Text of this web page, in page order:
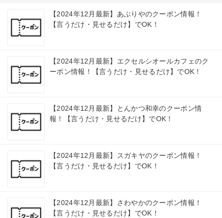
【2024年12月最新】あぶりやのクーポン情報！
【言うだけ・見せるだけ】でOK！
【2024年12月最新】エクセルシオールカフェのク
ーポン情報！【言うだけ・見せるだけ】でOK！
【2024年12月最新】とんかつ和幸のクーポン情
報！【言うだけ・見せるだけ】でOK！
【2024年12月最新】スガキヤのクーポン情報！
【言うだけ・見せるだけ】でOK！
【2024年12月最新】さわやかのクーポン情報！
【言うだけ・見せるだけ】でOK！